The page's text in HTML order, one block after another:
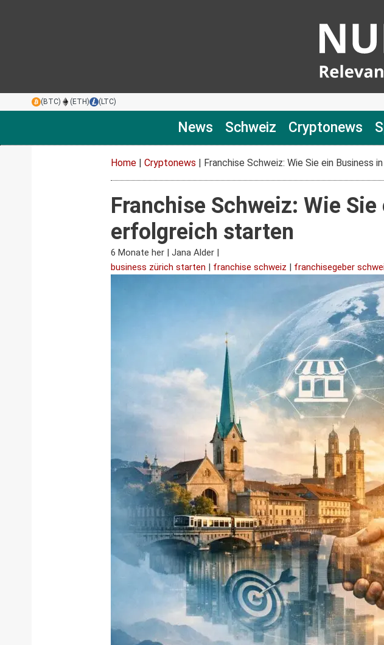
(BTC) (ETH) (LTC)
News Schweiz Cryptonews
Home | Cryptonews | Franchise Schweiz: Wie Sie ein Business
Franchise Schweiz: Wie
erfolgreich starten
6 Monate her | Jana Alder |
business zürich starten | franchise schweiz | franchisegeber